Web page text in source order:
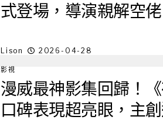
式登場，導演親解空
Lison 2026-04-28
影視
漫威最神影集回歸！
口碑表現超亮眼，主